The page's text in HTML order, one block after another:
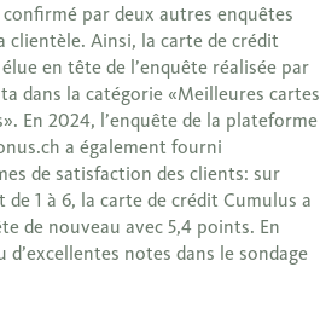
par deux autres enquêtes
clientèle. Ainsi, la carte de crédit
en tête de l’enquête réalisée par
dans la catégorie «Meilleures cartes
En 2024, l’enquête de la plateforme
a également fourni
de satisfaction des clients: sur
de 1 à 6, la carte de crédit Cumulus a
de nouveau avec 5,4 points. En
notes dans le sondage